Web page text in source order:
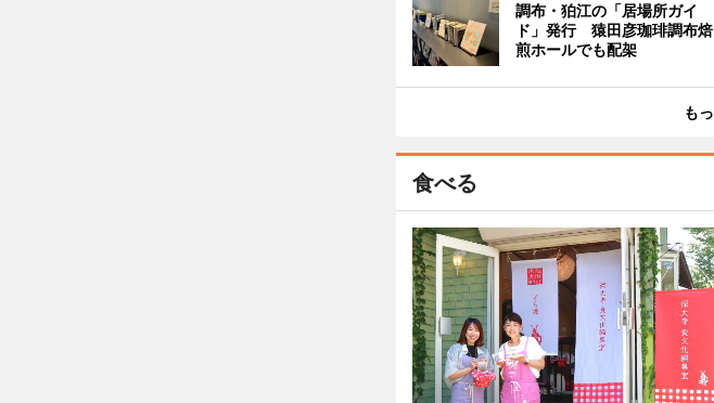
調布・狛江の「居場所ガイ
ド」発行 猿田彦珈琲調布焙
煎ホールでも配架
も
食べる